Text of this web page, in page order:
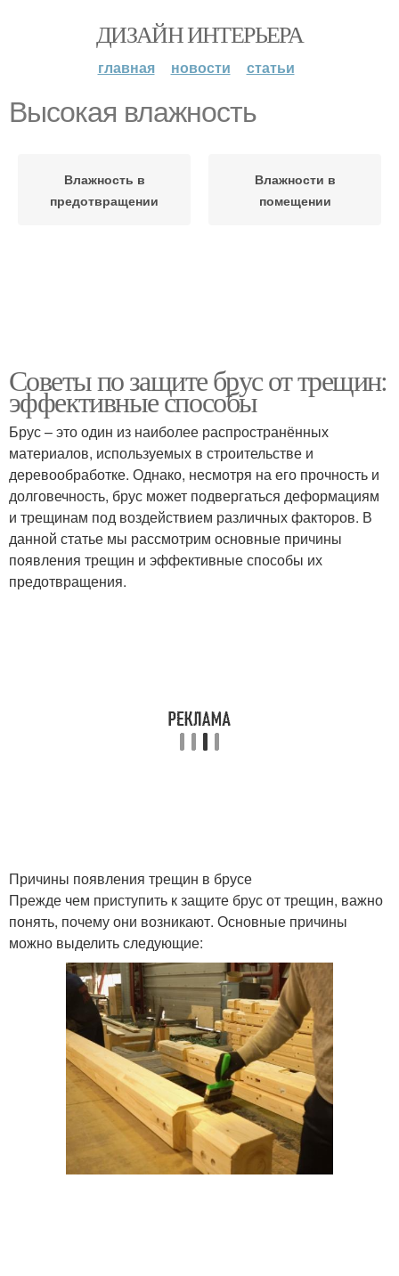
ДИЗАЙН ИНТЕРЬЕРА
главная новости статьи
Высокая влажность
Влажность в
предотвращении
Влажности в
помещении
Советы по защите брус от трещин:
эффективные способы
Брус – это один из наиболее распространённых
материалов, используемых в строительстве и
деревообработке. Однако, несмотря на его прочность и
долговечность, брус может подвергаться деформациям
и трещинам под воздействием различных факторов. В
данной статье мы рассмотрим основные причины
появления трещин и эффективные способы их
предотвращения.
Причины появления трещин в брусе
Прежде чем приступить к защите брус от трещин, важно
понять, почему они возникают. Основные причины
можно выделить следующие: